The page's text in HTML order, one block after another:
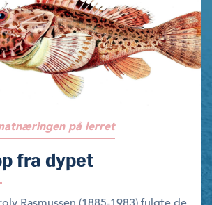
på lerret
fra dypet